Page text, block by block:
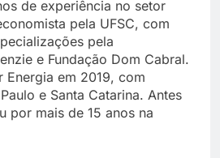
de experiência no setor
pela UFSC, com
pela
e Fundação Dom Cabral.
Energia em 2019, com
e Santa Catarina. Antes
por mais de 15 anos na